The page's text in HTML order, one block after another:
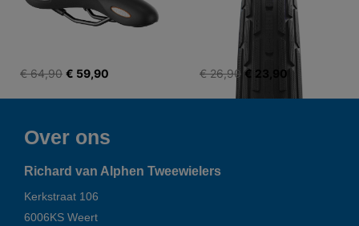
€ 64,90 € 59,90 € 26,90 € 23,90
Over ons
Richard van Alphen Tweewielers
Kerkstraat 106
6006KS Weert